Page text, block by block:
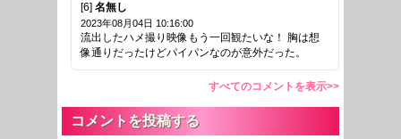
[6] 名無し
2023年08月04日 10:16:00
流出したハメ撮り映像もう一回観たいな！ 胸は想
像通りだったけどパイパンなのが意外だった。
すべてのコメントを表示>>
コメントを投稿する